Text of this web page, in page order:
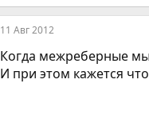
11 Авг 2012
Когда межреберные
И при этом кажется